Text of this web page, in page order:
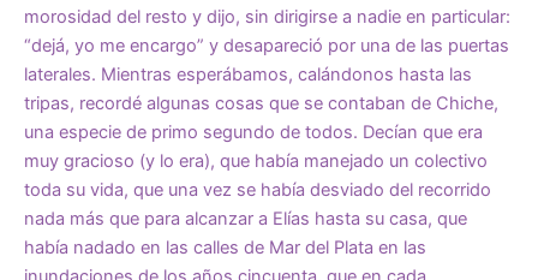
morosidad del resto y dijo, sin dirigirse a nadie en particular:
“dejá, yo me encargo” y desapareció por una de las puertas
laterales. Mientras esperábamos, calándonos hasta las
tripas, recordé algunas cosas que se contaban de Chiche,
una especie de primo segundo de todos. Decían que era
muy gracioso (y lo era), que había manejado un colectivo
toda su vida, que una vez se había desviado del recorrido
nada más que para alcanzar a Elías hasta su casa, que
había nadado en las calles de Mar del Plata en las